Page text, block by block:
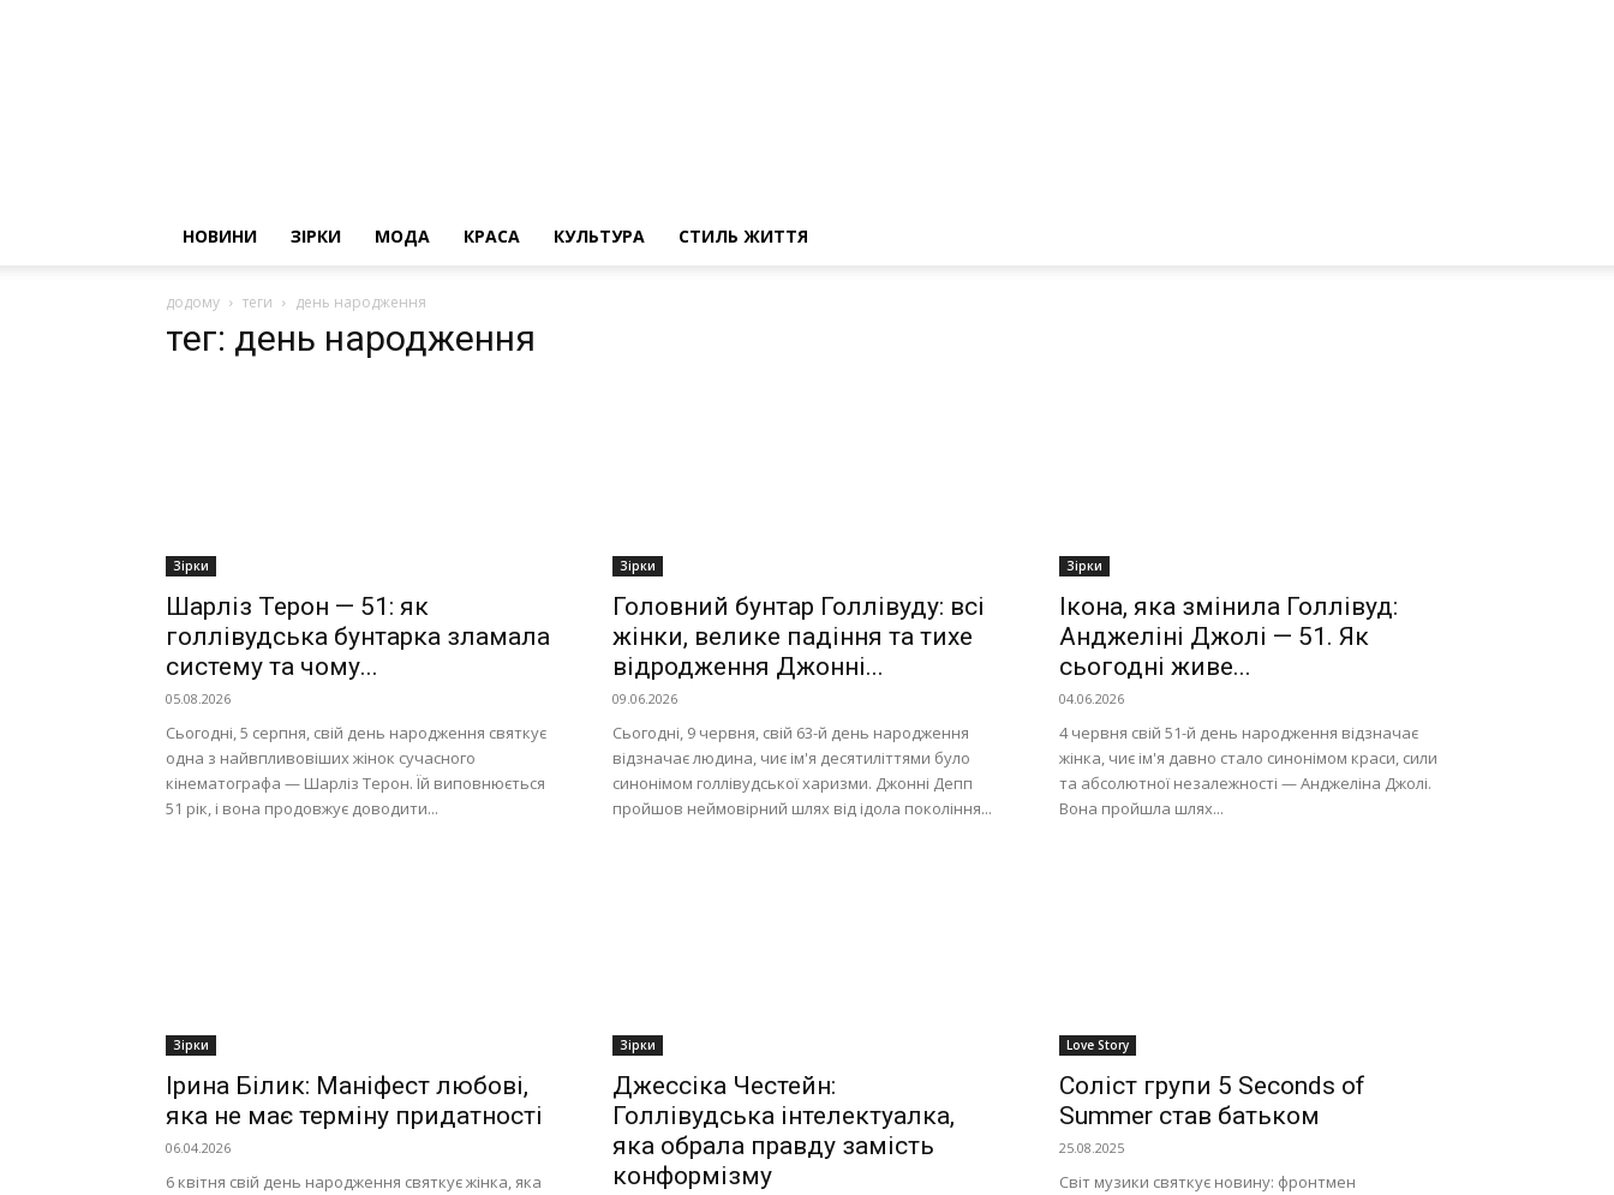
НОВИНИ ЗІРКИ МОДА КРАСА КУЛЬТУРА СТИЛЬ ЖИТТЯ
додому теги день народження
тег: день народження
Зірки
Шарліз Терон — 51: як
голлівудська бунтарка зламала
систему та чому...
05.08.2026
Сьогодні, 5 серпня, свій день народження святкує
одна з найвпливовіших жінок сучасного
кінематографа — Шарліз Терон. Їй виповнюється
51 рік, і вона продовжує доводити...
Зірки
Головний бунтар Голлівуду: всі
жінки, велике падіння та тихе
відродження Джонні...
09.06.2026
Сьогодні, 9 червня, свій 63-й день народження
відзначає людина, чиє ім'я десятиліттями було
синонімом голлівудської харизми. Джонні Депп
пройшов неймовірний шлях від ідола покоління...
Зірки
Ікона, яка змінила Голлівуд:
Анджеліні Джолі — 51. Як
сьогодні живе...
04.06.2026
4 червня свій 51-й день народження відзначає
жінка, чиє ім'я давно стало синонімом краси, сили
та абсолютної незалежності — Анджеліна Джолі.
Вона пройшла шлях...
Зірки
Ірина Білик: Маніфест любові,
яка не має терміну придатності
06.04.2026
6 квітня свій день народження святкує жінка, яка
Зірки
Джессіка Честейн:
Голлівудська інтелектуалка,
яка обрала правду замість
конформізму
Love Story
Соліст групи 5 Seconds of
Summer став батьком
25.08.2025
Світ музики святкує новину: фронтмен